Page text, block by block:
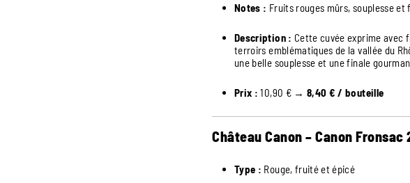
Notes : Fruits rouges mûrs, souplesse et
Description : Cette cuvée exprime avec
terroirs emblématiques de la vallée du
une belle souplesse et une finale
Prix : 10,90 € → 8,40 € / bouteille
Château Canon – Canon Fronsac
Type : Rouge, fruité et épicé